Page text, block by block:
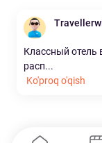
Классный отель
расп...
Ko'proq o'qish